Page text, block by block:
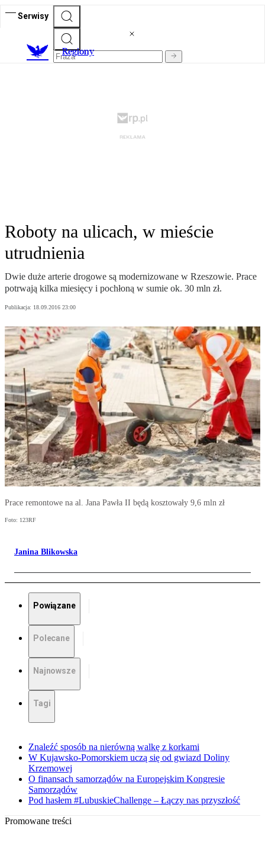
Serwisy
Regiony
Roboty na ulicach, w mieście
utrudnienia
Dwie duże arterie drogowe są modernizowane w Rzeszowie. Prace
potrwają kilka miesięcy i pochłoną w sumie ok. 30 mln zł.
Publikacja: 18.09.2016 23:00
Prace remontowe na al. Jana Pawła II będą kosztowały 9,6 mln zł
Foto: 123RF
Janina Blikowska
Powiązane
Polecane
Najnowsze
Tagi
Znaleźć sposób na nierówną walkę z korkami
W Kujawsko-Pomorskiem uczą się od gwiazd Doliny
Krzemowej
O finansach samorządów na Europejskim Kongresie
Samorządów
Pod hasłem #LubuskieChallenge – Łączy nas przyszłość
Promowane treści